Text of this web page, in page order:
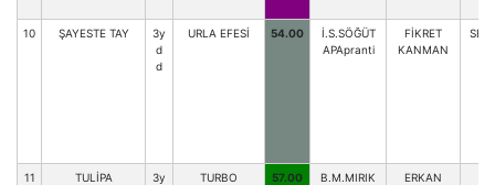
10 ŞAYESTE TAY
3y
d
d
URLA EFESİ 54.00
İ.S.SÖĞÜT
APApranti
FİKRET
KANMAN
11 TULİPA
3y
TURBO 57.00 B.M.MIRIK
ERKAN